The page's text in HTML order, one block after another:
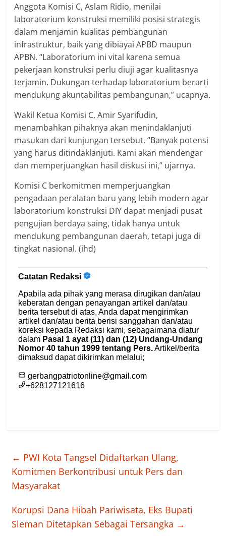
Anggota Komisi C, Aslam Ridio, menilai
laboratorium konstruksi memiliki posisi strategis
dalam menjamin kualitas pembangunan
infrastruktur, baik yang dibiayai APBD maupun
APBN. “Laboratorium ini vital karena semua
pekerjaan konstruksi perlu diuji agar kualitasnya
terjamin. Dukungan terhadap laboratorium berarti
mendukung akuntabilitas pembangunan,” ucapnya.
Wakil Ketua Komisi C, Amir Syarifudin,
menambahkan pihaknya akan menindaklanjuti
masukan dari kunjungan tersebut. “Banyak potensi
yang harus ditindaklanjuti. Kami akan mendengar
dan memperjuangkan hasil diskusi ini,” ujarnya.
Komisi C berkomitmen memperjuangkan
pengadaan peralatan baru yang lebih modern agar
laboratorium konstruksi DIY dapat menjadi pusat
pengujian berdaya saing, tidak hanya untuk
mendukung pembangunan daerah, tetapi juga di
tingkat nasional. (ihd)
← PWI Kota Tangsel Didaftarkan Ulang,
Komitmen Berkontribusi untuk Pers dan
Masyarakat
Korupsi Dana Hibah Pariwisata, Eks Bupati
Sleman Ditetapkan Sebagai Tersangka →